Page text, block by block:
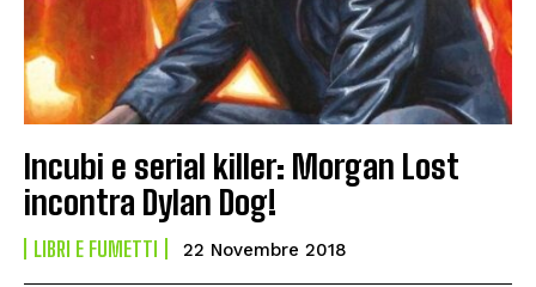
Incubi e serial killer: Morgan Lost
incontra Dylan Dog!
LIBRI E FUMETTI 22 Novembre 2018